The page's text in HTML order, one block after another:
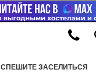
СПЕШИТЕ ЗАСЕЛИТЬСЯ